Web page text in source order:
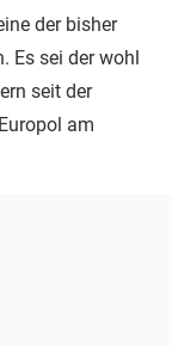
der bisher
Es sei der wohl
seit der
am